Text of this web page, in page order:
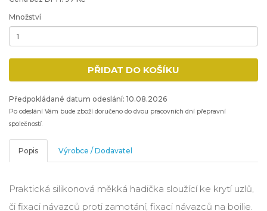
Množství
PŘIDAT DO KOŠÍKU
Předpokládané datum odeslání: 10.08.2026
Po odeslání Vám bude zboží doručeno do dvou pracovních dní přepravní
společností.
Popis Výrobce / Dodavatel
Praktická silikonová měkká hadička sloužící ke krytí uzlů,
či fixaci návazců proti zamotání, fixaci návazců na boilie.